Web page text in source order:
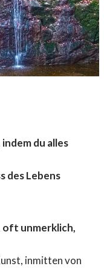
du alles
des Lebens
oft unmerklich,
inmitten von